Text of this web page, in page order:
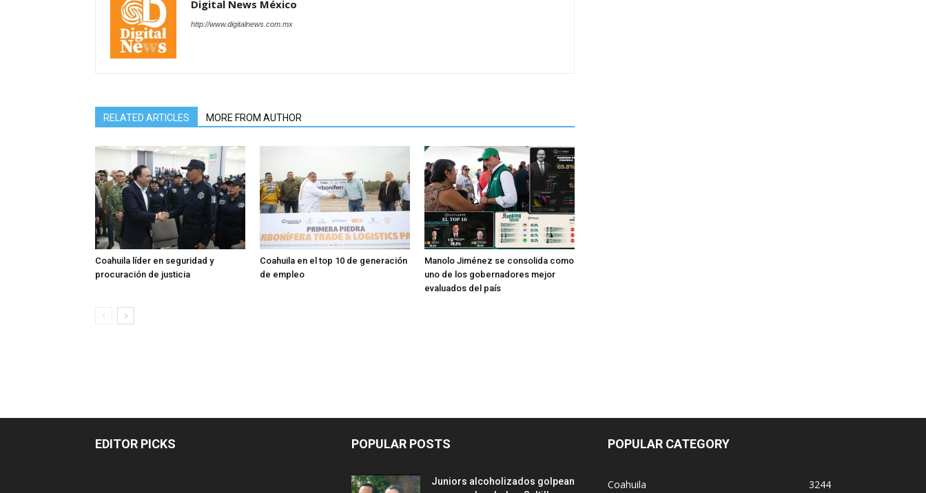
Digital News México
http://www.digitalnews.com.mx
RELATED ARTICLES MORE FROM AUTHOR
Coahuila líder en seguridad y
procuración de justicia
Coahuila en el top 10 de generación
de empleo
Manolo Jiménez se consolida como
uno de los gobernadores mejor
evaluados del país
EDITOR PICKS POPULAR POSTS
Juniors alcoholizados golpean
POPULAR CATEGORY
Coahuila 3244